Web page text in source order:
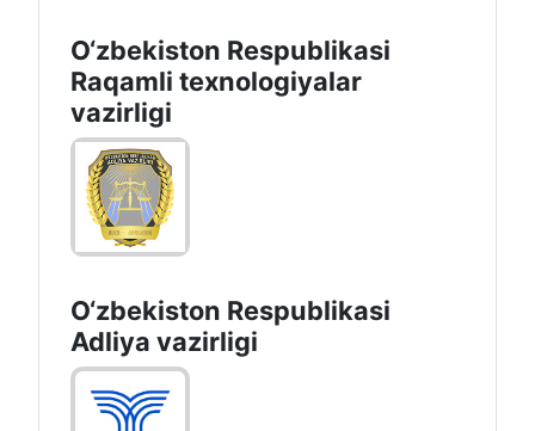
O‘zbekiston Respublikasi
Raqamli texnologiyalar
vazirligi
O‘zbekiston Respublikasi
Adliya vazirligi